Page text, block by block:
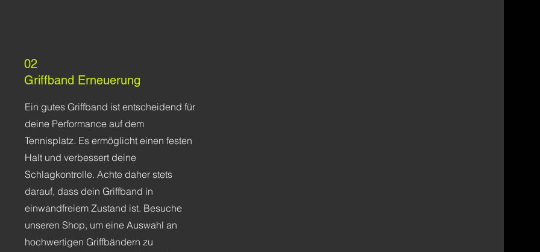
02
Griffband Erneuerung
Ein gutes Griffband ist entscheidend für
deine Performance auf dem
Tennisplatz. Es ermöglicht einen festen
Halt und verbessert deine
Schlagkontrolle. Achte daher stets
darauf, dass dein Griffband in
einwandfreiem Zustand ist. Besuche
unseren Shop, um eine Auswahl an
hochwertigen Griffbändern zu